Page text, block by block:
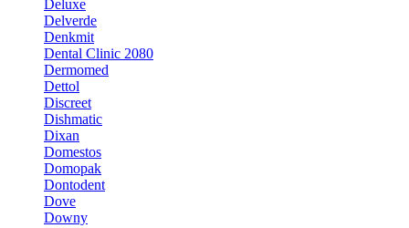
Deluxe
Delverde
Denkmit
Dental Clinic 2080
Dermomed
Dettol
Discreet
Dishmatic
Dixan
Domestos
Domopak
Dontodent
Dove
Downy